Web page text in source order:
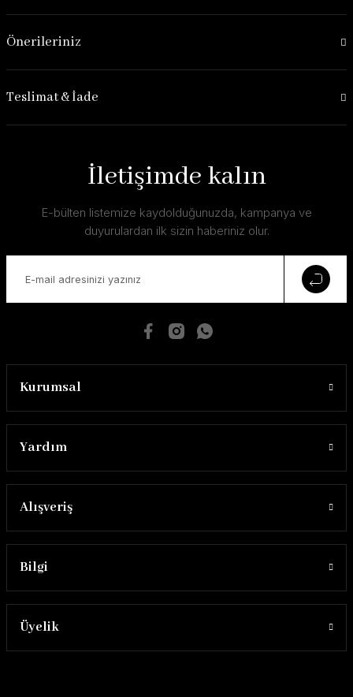
Önerileriniz
Teslimat & İade
İletişimde kalın
E-bülten listemize kaydolduğunuzda, kampanya ve
duyurulardan ilk sizin haberiniz olur.
Kurumsal
Yardım
Alışveriş
Bilgi
Üyelik